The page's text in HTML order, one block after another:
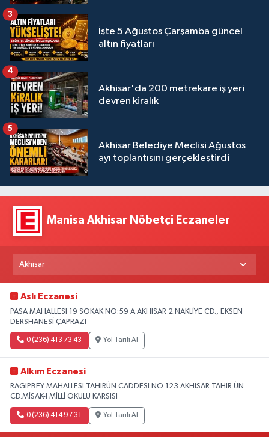
İşte 5 Ağustos Çarşamba güncel
altın fiyatları
3
Akhisar'da 200 metrekare iş yeri
devren kiralık
4
Akhisar Belediye Meclisi Ağustos
ayı toplantısını gerçekleştirdi
5
Manisa Akhisar Nöbetçi Eczaneler
Aslı Eczanesi
PASA MAHALLESI 19 SOKAK NO:59 A AKHISAR 2.NAKLİYE CD., EKSEN
DERSHANESİ ÇAPRAZI
0 (236) 413 73 43 Yol Tarifi Al
Alkım Eczanesi
RAGIPBEY MAHALLESI TAHIRÜN CADDESI NO:123 AKHISAR TAHİR ÜN
CD.MİSAK-I MİLLİ OKULU KARŞISI
0 (236) 414 97 31 Yol Tarifi Al